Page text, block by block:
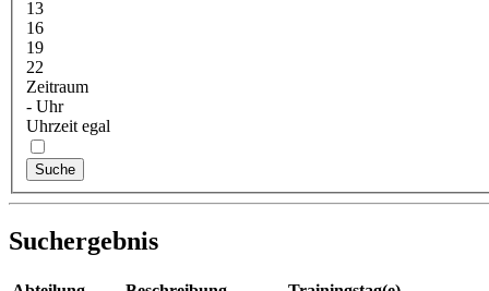
13
16
19
22
Zeitraum
- Uhr
Uhrzeit egal
Suche
Suchergebnis